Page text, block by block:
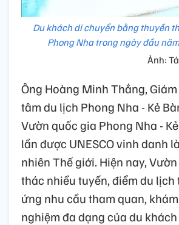
Du khách di chuyển bằng thuyền
Phong Nha trong ngày đầu
Ảnh:
Ông Hoàng Minh Thắng,
tâm du lịch Phong Nha - Kẻ
Vườn quốc gia Phong Nha -
lần được UNESCO vinh danh
nhiên Thế giới. Hiện nay,
thác nhiều tuyến, điểm du lịch
ứng nhu cầu tham quan,
nghiệm đa dạng của du